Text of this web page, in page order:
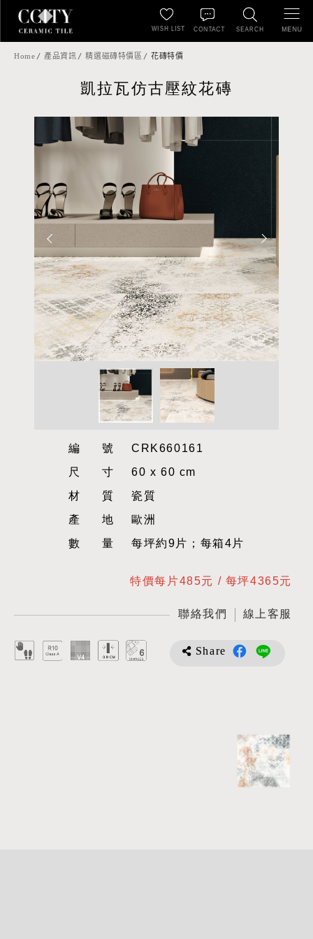
SEARCH
WISH LIST CONTACT MENU
Home 產品資訊 精選磁磚特價區 花磚特價
凱拉瓦仿古壓紋花磚
編號CRK660161
尺寸60 x 60 cm
材質瓷質
產地歐洲
數量每坪約9片；每箱4片
特價每片485元 / 每坪4365元
聯絡我們 線上客服
Share